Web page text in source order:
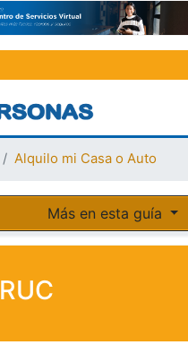
Pasar
al
contenido
principal
Alquilo mi Casa o Auto
RUC
Más en esta guía